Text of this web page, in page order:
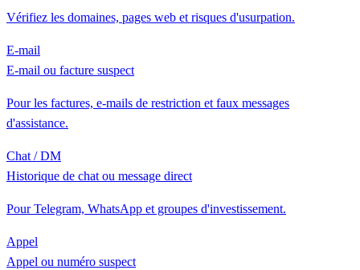
Vérifiez les domaines, pages web et risques d'usurpation.
E-mail
E-mail ou facture suspect
Pour les factures, e-mails de restriction et faux messages
d'assistance.
Chat / DM
Historique de chat ou message direct
Pour Telegram, WhatsApp et groupes d'investissement.
Appel
Appel ou numéro suspect